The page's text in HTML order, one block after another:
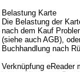
Belastung Karte
Die Belastung der
nach dem Kauf
(siehe auch AGB),
Buchhandlung nach
Verknüpfung eReader